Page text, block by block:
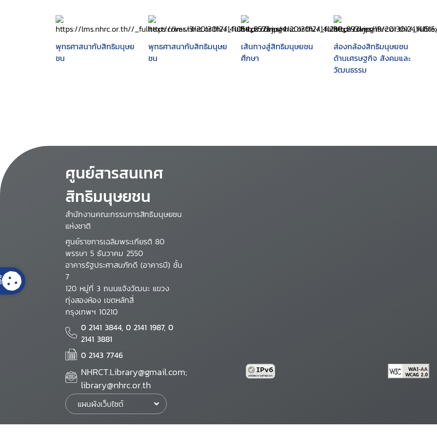
พุทธศาสนากับสิทธิมนุษย
ชน
พุทธศาสนากับสิทธิมนุษย
ชน
เส้นทางสู่สิทธิมนุษยชน
ศึกษา
ส่องกล้องสิทธิมนุษยชน
ด้านเศรษฐกิจ สังคมและ
วัฒนธรรม
ศูนย์สารสนเทศ
สิทธิมนุษยชน
สำนักงานคณะกรรมการสิทธิมนุษยชน
แห่งชาติ
ศูนย์ราชการเฉลิมพระเกียรติ 80
พรรษา 5 ธันวาคม 2550
อาคารรัฐประศาสนภักดี (อาคารบี) ชั้น
7
120 หมู่ที่ 3 ถนนแจ้งวัฒนะ แขวง
ทุ่งสองห้อง เขตหลักสี่
กรุงเทพฯ 10210
0 2141 3844, 0 2141 1987, 0
2141 3881
0 2143 7746
NHRCT.Library@gmail.com;
library@nhrc.or.th
แผนผังเว็บไซต์